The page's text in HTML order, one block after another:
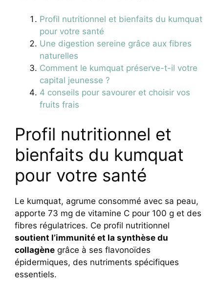
Profil nutritionnel et bienfaits du kumquat
pour votre santé
Une digestion sereine grâce aux fibres
naturelles
Comment le kumquat préserve-t-il votre
capital jeunesse ?
4 conseils pour savourer et choisir vos
fruits frais
Profil nutritionnel et
bienfaits du kumquat
pour votre santé
Le kumquat, agrume consommé avec sa peau,
apporte 73 mg de vitamine C pour 100 g et des
fibres régulatrices. Ce profil nutritionnel
soutient l’immunité et la synthèse du
collagène grâce à ses flavonoïdes
épidermiques, des nutriments spécifiques
essentiels.